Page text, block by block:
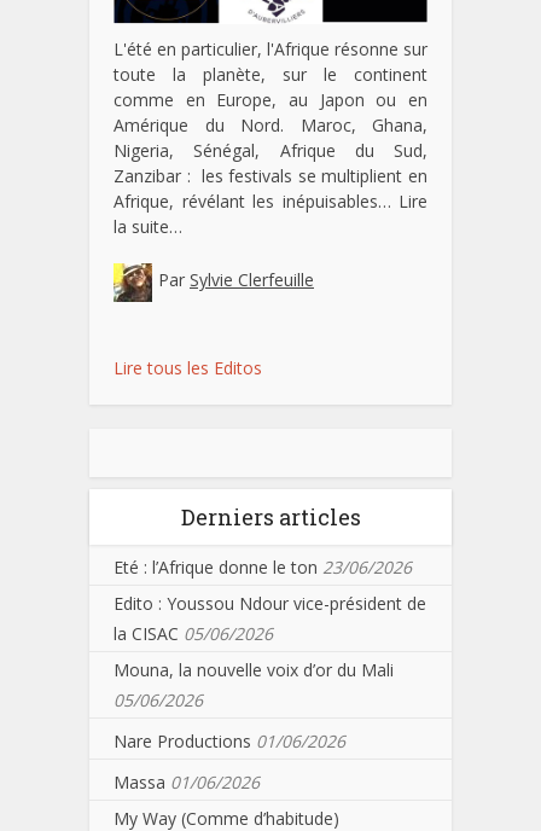
L'été en particulier, l'Afrique résonne sur
toute la planète, sur le continent
comme en Europe, au Japon ou en
Amérique du Nord. Maroc, Ghana,
Nigeria, Sénégal, Afrique du Sud,
Zanzibar : les festivals se multiplient en
Afrique, révélant les inépuisables… Lire
la suite…
Par Sylvie Clerfeuille
Lire tous les Editos
Derniers articles
Eté : l’Afrique donne le ton 23/06/2026
Edito : Youssou Ndour vice-président de
la CISAC 05/06/2026
Mouna, la nouvelle voix d’or du Mali
05/06/2026
Nare Productions 01/06/2026
Massa 01/06/2026
My Way (Comme d’habitude)